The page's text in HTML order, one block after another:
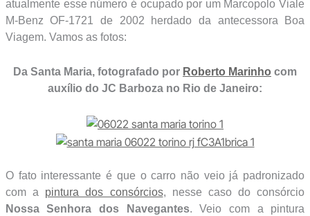
atualmente esse número é ocupado por um Marcopolo Viale
M-Benz OF-1721 de 2002 herdado da antecessora Boa
Viagem. Vamos as fotos:
Da Santa Maria, fotografado por Roberto Marinho com
auxílio do JC Barboza no Rio de Janeiro:
O fato interessante é que o carro não veio já padronizado
com a pintura dos consórcios, nesse caso do consórcio
Nossa Senhora dos Navegantes. Veio com a pintura